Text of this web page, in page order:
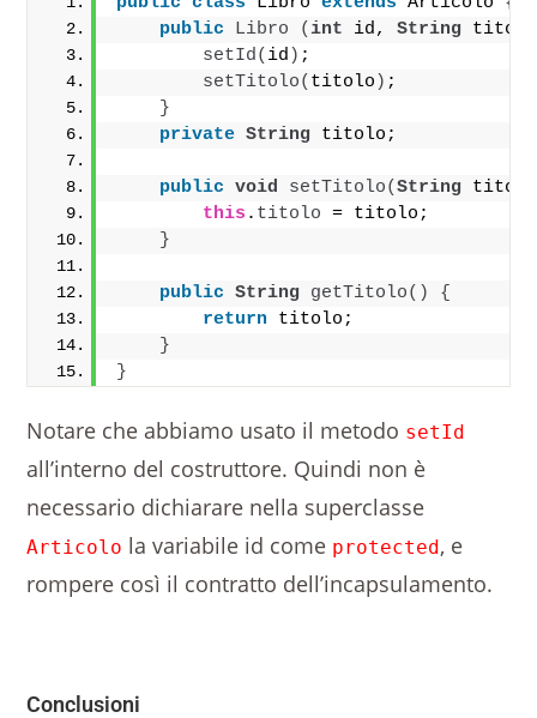
public
Libro (int id, String titolo
setId( id ) ;
setTitolo( titolo ) ;
}
private String titolo;
public void setTitolo(String titolo
this . titolo = titolo;
}
public String getTitolo()
{
return titolo;
}
}
Notare che abbiamo usato il metodo setId
all’interno del costruttore. Quindi non è
necessario dichiarare nella superclasse
Articolo la variabile id come protected, e
rompere così il contratto dell’incapsulamento.
Conclusioni